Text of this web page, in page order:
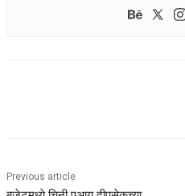
Previous article